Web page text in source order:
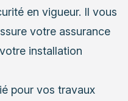
en vigueur. Il vous
votre assurance
installation
pour vos travaux